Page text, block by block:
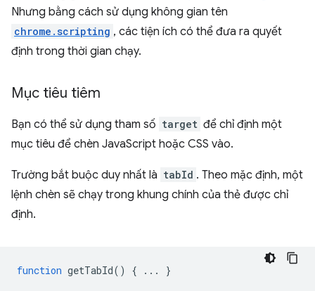
Nhưng bằng cách sử dụng không gian tên
chrome.scripting , các tiện ích có thể đưa ra quyết
định trong thời gian chạy.
Mục tiêu tiêm
Bạn có thể sử dụng tham số target để chỉ định một
mục tiêu để chèn JavaScript hoặc CSS vào.
Trường bắt buộc duy nhất là tabId . Theo mặc định, một
lệnh chèn sẽ chạy trong khung chính của thẻ được chỉ
định.
function getTabId() { ... }